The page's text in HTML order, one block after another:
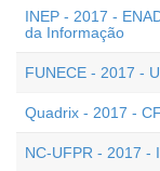
INEP - 2017 -
da Informação
FUNECE - 2017 -
Quadrix - 2017 -
NC-UFPR - 2017 -